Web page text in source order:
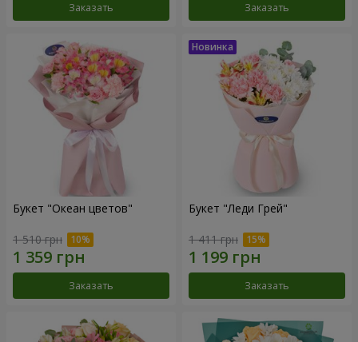
Заказать Заказать
Букет "Океан цветов"
1 510 грн
Заказать
Букет "Леди Грей"
1 411 грн
Заказать